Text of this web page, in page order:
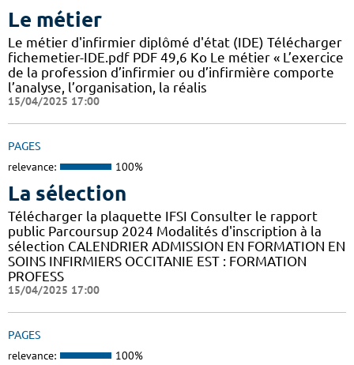
Le métier
Le métier d'infirmier diplômé d'état (IDE) Télécharger
fichemetier-IDE.pdf PDF 49,6 Ko Le métier « L’exercice
de la profession d’infirmier ou d’infirmière comporte
l’analyse, l’organisation, la réalis
15/04/2025 17:00
PAGES
relevance: 100%
La sélection
Télécharger la plaquette IFSI Consulter le rapport
public Parcoursup 2024 Modalités d'inscription à la
sélection CALENDRIER ADMISSION EN FORMATION EN
SOINS INFIRMIERS OCCITANIE EST : FORMATION
PROFESS
15/04/2025 17:00
PAGES
relevance: 100%